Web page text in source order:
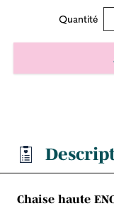
Quantité
Chaise haute